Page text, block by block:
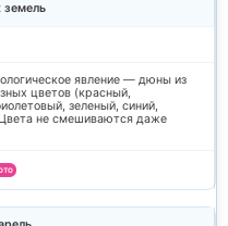
земель
явление — дюны из
цветов (красный,
зеленый, синий,
не смешиваются даже